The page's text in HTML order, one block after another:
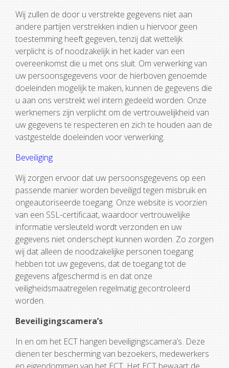
Wij zullen de door u verstrekte gegevens niet aan
andere partijen verstrekken indien u hiervoor geen
toestemming heeft gegeven, tenzij dat wettelijk
verplicht is of noodzakelijk in het kader van een
overeenkomst die u met ons sluit. Om verwerking van
uw persoonsgegevens voor de hierboven genoemde
doeleinden mogelijk te maken, kunnen de gegevens die
u aan ons verstrekt wel intern gedeeld worden. Onze
werknemers zijn verplicht om de vertrouwelijkheid van
uw gegevens te respecteren en zich te houden aan de
vastgestelde doeleinden voor verwerking.
Beveiliging
Wij zorgen ervoor dat uw persoonsgegevens op een
passende manier worden beveiligd tegen misbruik en
ongeautoriseerde toegang. Onze website is voorzien
van een SSL-certificaat, waardoor vertrouwelijke
informatie versleuteld wordt verzonden en uw
gegevens niet onderschept kunnen worden. Zo zorgen
wij dat alleen de noodzakelijke personen toegang
hebben tot uw gegevens, dat de toegang tot de
gegevens afgeschermd is en dat onze
veiligheidsmaatregelen regelmatig gecontroleerd
worden.
Beveiligingscamera’s
In en om het ECT hangen beveiligingscamera’s. Deze
dienen ter bescherming van bezoekers, medewerkers